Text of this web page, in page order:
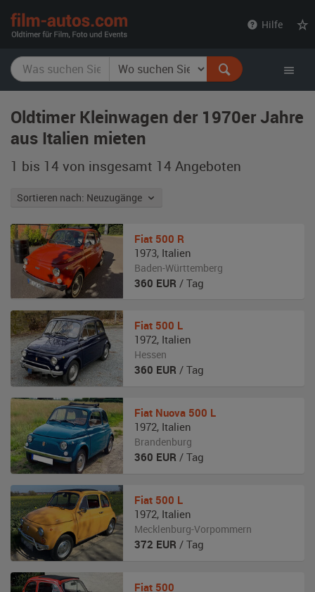
Hilfe
Oldtimer Kleinwagen der 1970er Jahre
aus Italien mieten
1 bis 14 von insgesamt 14 Angeboten
Sortieren nach: Neuzugänge
Fiat 500 R
1973, Italien
Baden-Württemberg
360 EUR / Tag
Fiat 500 L
1972, Italien
Hessen
360 EUR / Tag
Fiat Nuova 500 L
1972, Italien
Brandenburg
360 EUR / Tag
Fiat 500 L
1972, Italien
Mecklenburg-Vorpommern
372 EUR / Tag
Fiat 500